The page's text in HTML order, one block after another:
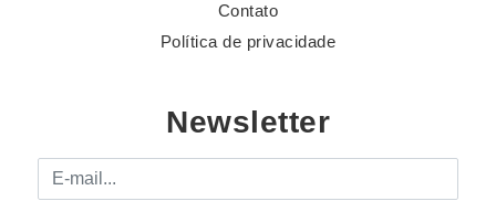
Contato
Política de privacidade
Newsletter
E-mail